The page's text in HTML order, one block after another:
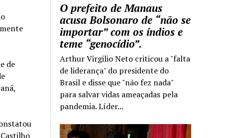
de
O prefeito de Manaus
acusa Bolsonaro de “não se
importar” com os índios e
teme “genocídio”.
Arthur Virgilio Neto criticou a "falta
de liderança" do presidente do
Brasil e disse que "não fez nada"
para salvar vidas ameaçadas pela
pandemia. Líder...